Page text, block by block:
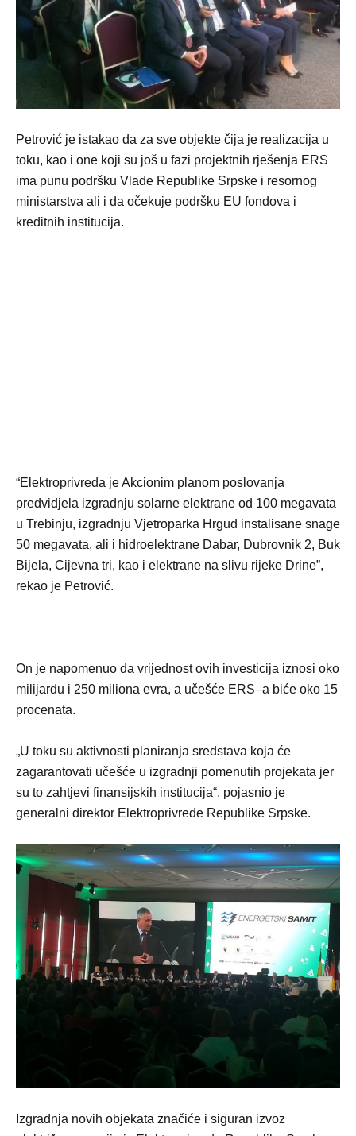
Petrović je istakao da za sve objekte čija je realizacija u
toku, kao i one koji su još u fazi projektnih rješenja ERS
ima punu podršku Vlade Republike Srpske i resornog
ministarstva ali i da očekuje podršku EU fondova i
kreditnih institucija.
“Elektroprivreda je Akcionim planom poslovanja
predvidjela izgradnju solarne elektrane od 100 megavata
u Trebinju, izgradnju Vjetroparka Hrgud instalisane snage
50 megavata, ali i hidroelektrane Dabar, Dubrovnik 2, Buk
Bijela, Cijevna tri, kao i elektrane na slivu rijeke Drine”,
rekao je Petrović.
On je napomenuo da vrijednost ovih investicija iznosi oko
milijardu i 250 miliona evra, a učešće ERS–a biće oko 15
procenata.
„U toku su aktivnosti planiranja sredstava koja će
zagarantovati učešće u izgradnji pomenutih projekata jer
su to zahtjevi finansijskih institucija“, pojasnio je
generalni direktor Elektroprivrede Republike Srpske.
Izgradnja novih objekata značiće i siguran izvoz